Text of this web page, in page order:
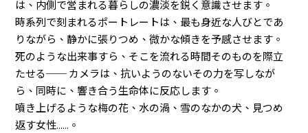
は、内側で営まれる暮らしの濃淡を鋭く意識させます。
時系列で刻まれるポートレートは、最も身近な人びとであ
りながら、静かに張りつめ、微かな傾きを予感させます。
死のような出来事すら、そこを流れる時間そのものを際立
たせる── カメラは、抗いようのないその力を写しなが
ら、同時に、響き合う生命体に反応します。
噴き上げるような梅の花、水の渦、雪のなかの犬、見つめ
返す女性......。